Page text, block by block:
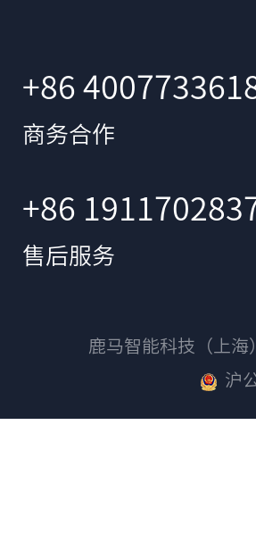
+86
商务合作
+86
售后服务
鹿马智能科技（上
沪